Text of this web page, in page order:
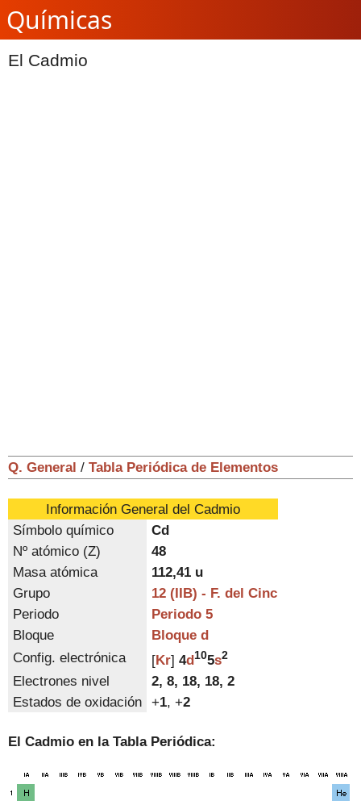
Químicas
El Cadmio
Q. General / Tabla Periódica de Elementos
Información General del Cadmio
Símbolo químico
Cd
Nº atómico (Z)
48
Masa atómica
112,41 u
Grupo
12 (IIB) - F. del Cinc
Periodo
Periodo 5
Bloque
Bloque d
Config. electrónica
[Kr] 4d105s2
Electrones nivel
2, 8, 18, 18, 2
Estados de oxidación
+1, +2
El Cadmio en la Tabla Periódica: